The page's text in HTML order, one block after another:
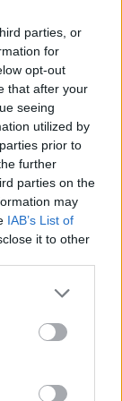
parties, or
for
opt-out
that after your
seeing
utilized by
prior to
further
parties on the
may
IAB’s List of
it to other
more Google
may click to
tags to
below Google
και
ήμουν σε θέση
ο Ντόχερτι, ο
των
να μιλήσω
όποιους
φίλων